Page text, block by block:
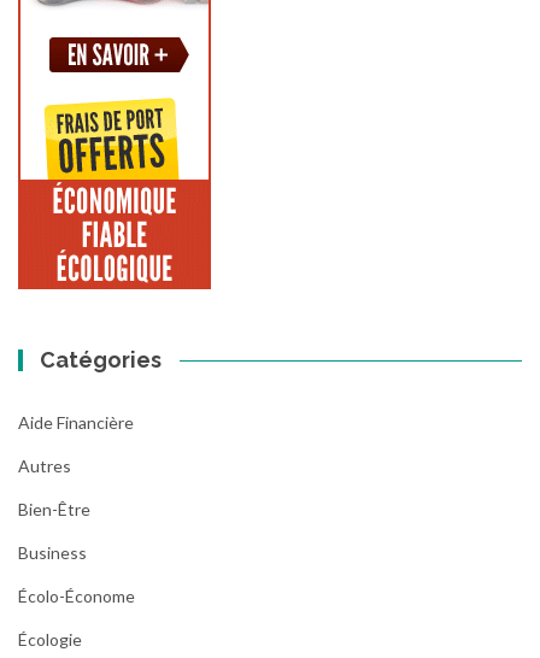
Catégories
Aide Financière
Autres
Bien-Être
Business
Écolo-Économe
Écologie